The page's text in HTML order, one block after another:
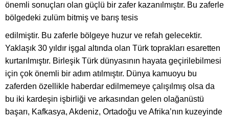
önemli sonuçları olan güçlü bir zafer kazanılmıştır. Bu zaferle
bölgedeki zulüm bitmiş ve barış tesis
edilmiştir. Bu zaferle bölgeye huzur ve refah gelecektir.
Yaklaşık 30 yıldır işgal altında olan Türk toprakları esaretten
kurtarılmıştır. Birleşik Türk dünyasının hayata geçirilebilmesi
için çok önemli bir adım atılmıştır. Dünya kamuoyu bu
zaferden özellikle haberdar edilmemeye çalışılmış olsa da
bu iki kardeşin işbirliği ve arkasından gelen olağanüstü
başarı, Kafkasya, Akdeniz, Ortadoğu ve Afrika’nın kuzeyinde